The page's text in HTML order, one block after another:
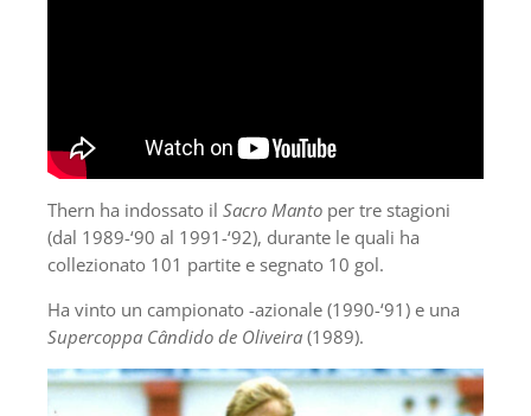
Thern ha indossato il Sacro Manto per tre stagioni
(dal 1989-‘90 al 1991-‘92), durante le quali ha
collezionato 101 partite e segnato 10 gol.
Ha vinto un campionato -azionale (1990-‘91) e una
Supercoppa Cândido de Oliveira (1989).